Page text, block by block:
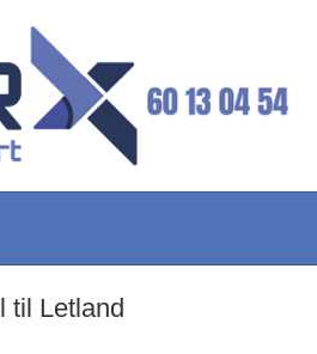
til Letland